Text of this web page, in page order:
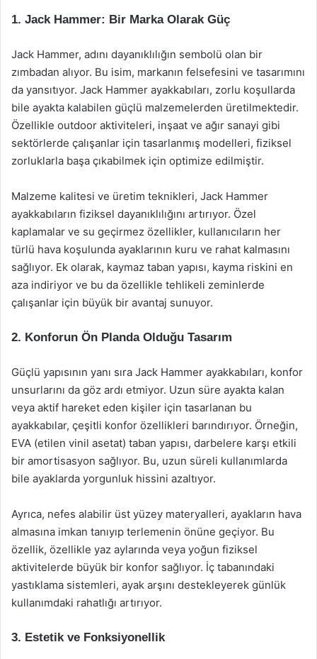
1. Jack Hammer: Bir Marka Olarak Güç
Jack Hammer, adını dayanıklılığın sembolü olan bir
zımbadan alıyor. Bu isim, markanın felsefesini ve tasarımını
da yansıtıyor. Jack Hammer ayakkabıları, zorlu koşullarda
bile ayakta kalabilen güçlü malzemelerden üretilmektedir.
Özellikle outdoor aktiviteleri, inşaat ve ağır sanayi gibi
sektörlerde çalışanlar için tasarlanmış modelleri, fiziksel
zorluklarla başa çıkabilmek için optimize edilmiştir.
Malzeme kalitesi ve üretim teknikleri, Jack Hammer
ayakkabıların fiziksel dayanıklılığını artırıyor. Özel
kaplamalar ve su geçirmez özellikler, kullanıcıların her
türlü hava koşulunda ayaklarının kuru ve rahat kalmasını
sağlıyor. Ek olarak, kaymaz taban yapısı, kayma riskini en
aza indiriyor ve bu da özellikle tehlikeli zeminlerde
çalışanlar için büyük bir avantaj sunuyor.
2. Konforun Ön Planda Olduğu Tasarım
Güçlü yapısının yanı sıra Jack Hammer ayakkabıları, konfor
unsurlarını da göz ardı etmiyor. Uzun süre ayakta kalan
veya aktif hareket eden kişiler için tasarlanan bu
ayakkabılar, çeşitli konfor özellikleri barındırıyor. Örneğin,
EVA (etilen vinil asetat) taban yapısı, darbelere karşı etkili
bir amortisasyon sağlıyor. Bu, uzun süreli kullanımlarda
bile ayaklarda yorgunluk hissini azaltıyor.
Ayrıca, nefes alabilir üst yüzey materyalleri, ayakların hava
almasına imkan tanıyıp terlemenin önüne geçiyor. Bu
özellik, özellikle yaz aylarında veya yoğun fiziksel
aktivitelerde büyük bir konfor sağlıyor. İç tabanındaki
yastıklama sistemleri, ayak arşını destekleyerek günlük
kullanımdaki rahatlığı artırıyor.
3. Estetik ve Fonksiyonellik